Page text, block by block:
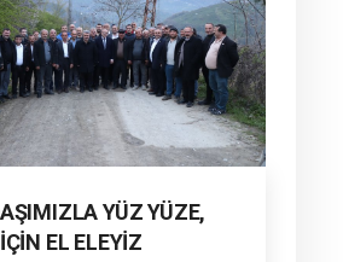
YÜZ YÜZE,
EL ELEYİZ